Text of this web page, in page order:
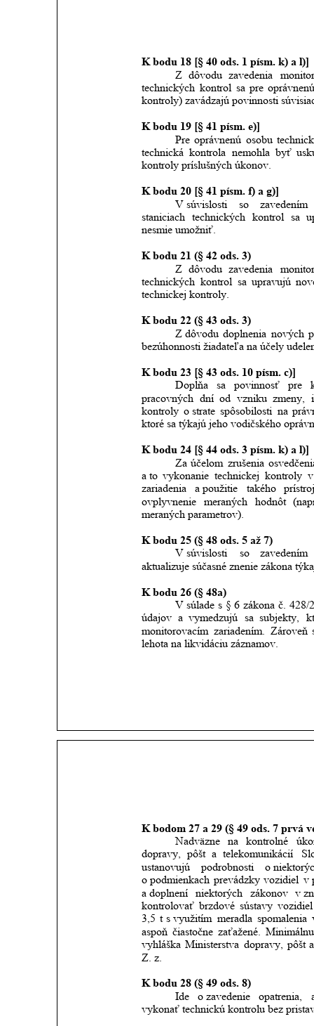
K bodu 18 [§ 40 ods. 1 písm. k) a l)]
Z dôvodu zavedenia
technických kontrol sa pre oprávnenú
kontroly) zavádzajú povinnosti
K bodu 19 [§ 41 písm. e)]
Pre oprávnenú osobu
technická kontrola nemohla byť
kontroly príslušných úkonov.
K bodu 20 [§ 41 písm. f) a g)]
V súvislosti
so
zavedením
staniciach
technických kontrol sa
nesmie umožniť.
K bodu 21 (§ 42 ods. 3)
Z dôvodu zavedenia
technických kontrol sa upravujú
technickej kontroly.
K bodu 22 (§ 43 ods. 3)
Z dôvodu doplnenia nových
bezúhonnosti žiadateľa na účely
K bodu 23 [§ 43 ods. 10 písm. c)]
Dopĺňa
sa povinnosť pre
pracovných dní od vzniku zmeny,
kontroly o strate spôsobilosti na
ktoré sa týkajú jeho vodičského
K bodu 24 [§ 44 ods. 3 písm. k) a l)]
Za účelom zrušenia
a to vykonanie technickej kontroly
zariadenia
a použitie takého
ovplyvnenie
meraných hodnôt
meraných parametrov).
K bodu 25 (§ 48 ods. 5 až 7)
V súvislosti
so
zavedením
aktualizuje súčasné znenie zákona
K bodu 26 (§ 48a)
V súlade s § 6 zákona č. 428/
údajov a vymedzujú sa subjekty,
monitorovacím zariadením. Zároveň
lehota na likvidáciu záznamov.
K bodom 27 a 29 (§ 49 ods. 7 prvá
Nadväzne
na kontrolné
dopravy,
pôšt a telekomunikácií
ustanovujú
podrobnosti
o
o podmienkach prevádzky vozidiel v
a doplnení
niektorých zákonov v
kontrolovať brzdové sústavy vozidiel
3,5 t s využitím meradla spomalenia
aspoň čiastočne zaťažené.
Minimálnu
vyhláška Ministerstva dopravy, pôšt a
Z. z.
K bodu 28 (§ 49 ods. 8)
Ide
o zavedenie opatrenia,
vykonať technickú kontrolu bez